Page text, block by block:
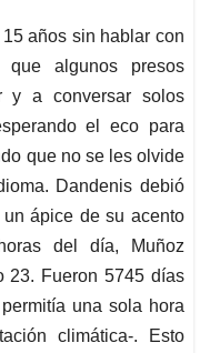
años sin hablar con
algunos presos
y a conversar solos
el eco para
que no se les olvide
Dandenis debió
ápice de su acento
del día, Muñoz
23. Fueron 5745 días
una sola hora
climática-. Esto